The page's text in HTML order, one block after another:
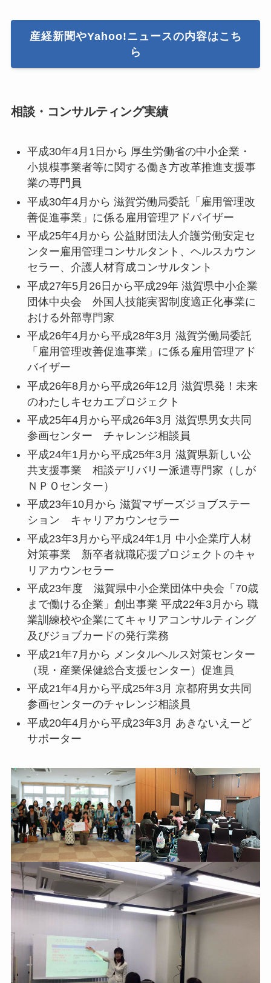
産経新聞やYahoo!ニュースの内容はこち
ら
相談・コンサルティング実績
平成30年4月1日から 厚生労働省の中小企業・
小規模事業者等に関する働き方改革推進支援事
業の専門員
平成30年4月から 滋賀労働局委託「雇用管理改
善促進事業」に係る雇用管理アドバイザー
平成25年4月から 公益財団法人介護労働安定セ
ンター雇用管理コンサルタント、ヘルスカウン
セラー、介護人材育成コンサルタント
平成27年5月26日から平成29年 滋賀県中小企業
団体中央会 外国人技能実習制度適正化事業に
おける外部専門家
平成26年4月から平成28年3月 滋賀労働局委託
「雇用管理改善促進事業」に係る雇用管理アド
バイザー
平成26年8月から平成26年12月 滋賀県発！未来
のわたしキセカエプロジェクト
平成25年4月から平成26年3月 滋賀県男女共同
参画センター チャレンジ相談員
平成24年1月から平成25年3月 滋賀県新しい公
共支援事業 相談デリバリー派遣専門家（しが
ＮＰＯセンター）
平成23年10月から 滋賀マザーズジョブステー
ション キャリアカウンセラー
平成23年3月から平成24年1月 中小企業庁人材
対策事業 新卒者就職応援プロジェクトのキャ
リアカウンセラー
平成23年度 滋賀県中小企業団体中央会「70歳
まで働ける企業」創出事業 平成22年3月から 職
業訓練校や企業にてキャリアコンサルティング
及びジョブカードの発行業務
平成21年7月から メンタルヘルス対策センター
（現・産業保健総合支援センター）促進員
平成21年4月から平成25年3月 京都府男女共同
参画センターのチャレンジ相談員
平成20年4月から平成23年3月 あきないえーど
サポーター